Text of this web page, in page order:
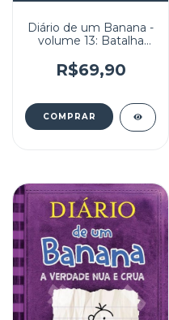
Diário de um Banana -
volume 13: Batalha
R$69,90